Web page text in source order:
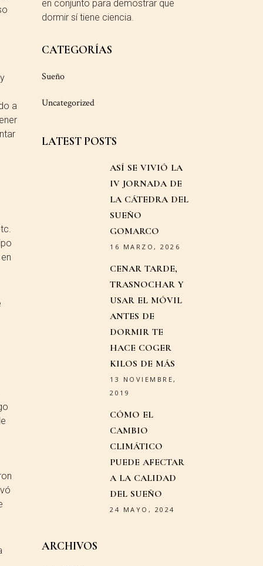
a
en conjunto para demostrar que
dormir sí tiene ciencia.
CATEGORÍAS
Sueño
Uncategorized
LATEST POSTS
ASÍ SE VIVIÓ LA
IV JORNADA DE
LA CÁTEDRA DEL
SUEÑO
GOMARCO
16 MARZO, 2026
CENAR TARDE,
TRASNOCHAR Y
USAR EL MÓVIL
ANTES DE
DORMIR TE
HACE COGER
KILOS DE MÁS
13 NOVIEMBRE,
2019
CÓMO EL
CAMBIO
CLIMÁTICO
PUEDE AFECTAR
A LA CALIDAD
DEL SUEÑO
24 MAYO, 2024
ARCHIVOS